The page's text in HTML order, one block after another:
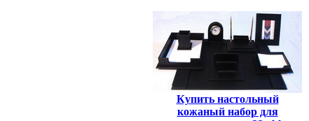
Купить настольный
кожаный набор для